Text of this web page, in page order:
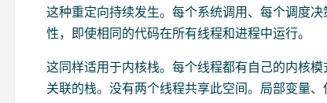
这种重定向持续发生。每个系统调用、每个调度
性，即使相同的代码在所有线程和进程中运行。
这同样适用于内核栈。每个线程都有自己的内核
关联的栈。没有两个线程共享此空间。局部变量